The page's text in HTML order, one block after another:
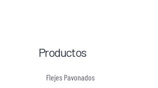
Productos
Flejes Pavonados